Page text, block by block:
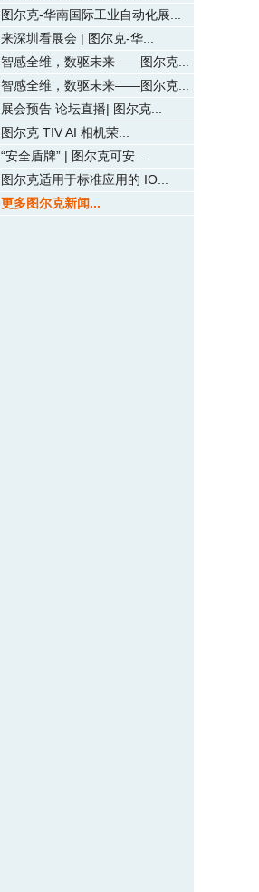
图尔克-华南国际工业自动化展...
来深圳看展会 | 图尔克-华...
智感全维，数驱未来——图尔克...
智感全维，数驱未来——图尔克...
展会预告 论坛直播| 图尔克...
图尔克 TIV AI 相机荣...
“安全盾牌” | 图尔克可安...
图尔克适用于标准应用的 IO...
更多图尔克新闻...